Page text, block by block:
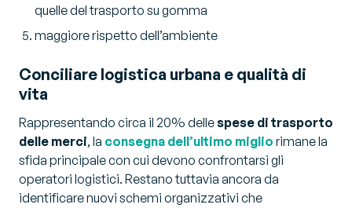
quelle del trasporto su gomma
maggiore rispetto dell’ambiente
Conciliare logistica urbana e qualità di
vita
Rappresentando circa il 20% dellespese di trasporto
delle merci, la consegna dell’ultimo miglio rimane la
sfida principale con cui devono confrontarsi gli
operatori logistici. Restano tuttavia ancora da
identificare nuovi schemi organizzativi che